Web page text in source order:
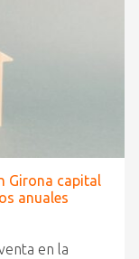
Girona capital
anuales
en la